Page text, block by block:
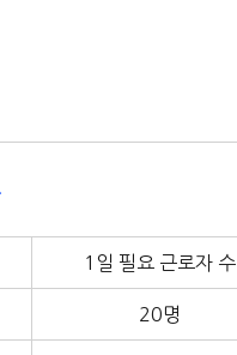
1일 필요 근로자 수
20명